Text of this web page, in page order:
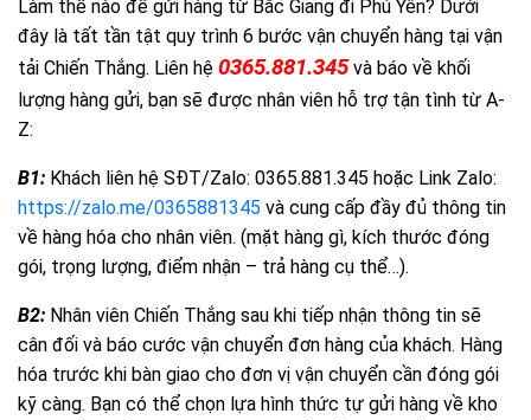
Làm thế nào để gửi hàng từ Bắc Giang đi Phú Yên? Dưới
đây là tất tần tật quy trình 6 bước vận chuyển hàng tại vận
tải Chiến Thắng. Liên hệ 0365.881.345và báo về khối
lượng hàng gửi, bạn sẽ được nhân viên hỗ trợ tận tình từ A-
Z:
B1: Khách liên hệ SĐT/Zalo: 0365.881.345 hoặc Link Zalo:
https://zalo.me/0365881345 và cung cấp đầy đủ thông tin
về hàng hóa cho nhân viên. (mặt hàng gì, kích thước đóng
gói, trọng lượng, điểm nhận – trả hàng cụ thể…).
B2: Nhân viên Chiến Thắng sau khi tiếp nhận thông tin sẽ
cân đối và báo cước vận chuyển đơn hàng của khách. Hàng
hóa trước khi bàn giao cho đơn vị vận chuyển cần đóng gói
kỹ càng. Bạn có thể chọn lựa hình thức tự gửi hàng về kho